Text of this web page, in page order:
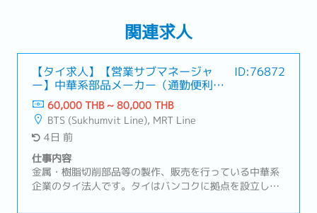
関連求人
【タイ求人】【営業サブマネージャ
ー】中華系部品メーカー（通勤便利・
キャリアパス豊富）
ID:76872
60,000 THB ~ 80,000 THB
BTS (Sukhumvit Line), MRT Line
4日 前
仕事内容
金属・樹脂切削部品等の製作、販売を行っている中華系
企業のタイ法人です。タイはバンコクに拠点を設立し、